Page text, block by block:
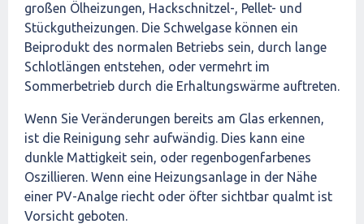
großen Ölheizungen, Hackschnitzel-, Pellet- und
Stückgutheizungen. Die Schwelgase können ein
Beiprodukt des normalen Betriebs sein, durch lange
Schlotlängen entstehen, oder vermehrt im
Sommerbetrieb durch die Erhaltungswärme auftreten.
Wenn Sie Veränderungen bereits am Glas erkennen,
ist die Reinigung sehr aufwändig. Dies kann eine
dunkle Mattigkeit sein, oder regenbogenfarbenes
Oszillieren. Wenn eine Heizungsanlage in der Nähe
einer PV-Analge riecht oder öfter sichtbar qualmt ist
Vorsicht geboten.